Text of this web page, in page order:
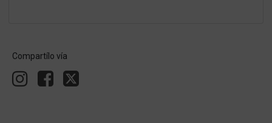
Compartílo vía